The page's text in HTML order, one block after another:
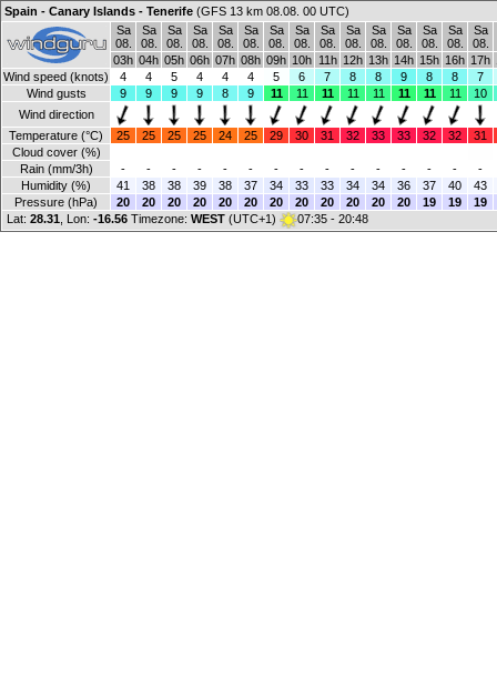
Spain - Canary Islands - Tenerife (GFS 13 km 08.08. 00 UTC)
Sa
08.
Sa
08.
Sa
08.
Sa
08.
Sa
08.
Sa
08.
Sa
08.
Sa
08.
Sa
08.
Sa
08.
Sa
08.
Sa
08.
Sa
08.
Sa
08.
Sa
08.
03h 04h 05h 06h 07h 08h 09h 10h 11h 12h 13h 14h 15h 16h 17h
Wind speed (knots)
4 4 5 4 4 4 5 6 7 8 8 9 8 8
7
Wind gusts
9 9 9 9 8 9 11 11 11 11 11 11 11 11
10
Wind direction
Temperature (°C)
25 25 25 25 24 25 29 30 31 32 33 33 32 32
31
Cloud cover (%)
Rain (mm/3h)
- - - - - - - - - - - - - -
-
Humidity (%)
41 38 38 39 38 37 34 33 33 34 34 36 37 40
43
Pressure (hPa)
20 20 20 20 20 20 20 20 20 20 20 20 19 19
19
Lat: 28.31, Lon: -16.56 Timezone: WEST (UTC+1) 07:35 - 20:48